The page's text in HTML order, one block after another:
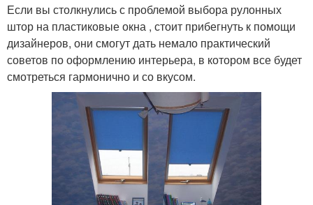
Если вы столкнулись с проблемой выбора рулонных
штор на пластиковые окна , стоит прибегнуть к помощи
дизайнеров, они смогут дать немало практический
советов по оформлению интерьера, в котором все будет
смотреться гармонично и со вкусом.